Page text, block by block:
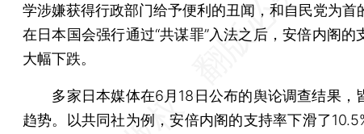
学涉嫌获得行政部门给予便利的丑闻，和自民党为首
在日本国会强行通过“共谋罪”入法之后，安倍内阁的
大幅下跌。
多家日本媒体在6月18日公布的舆论调查结果，
趋势。以共同社为例，安倍内阁的支持率下滑了